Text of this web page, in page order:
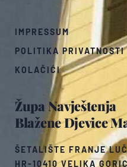
Župa Navještenja
Blažene Djevice
ŠETALIŠTE FRANJE
HR-10410 VELIKA
IMPRESSUM
POLITIKA PRIVATNOSTI
KOLAČIĆI